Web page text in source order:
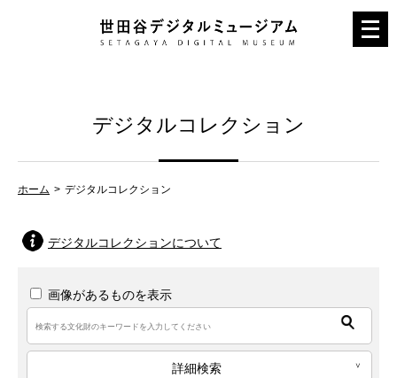
メ
ニ
デジタルコレクション
ホーム デジタルコレクション
デジタルコレクションについて
画像があるものを表示
詳細検索